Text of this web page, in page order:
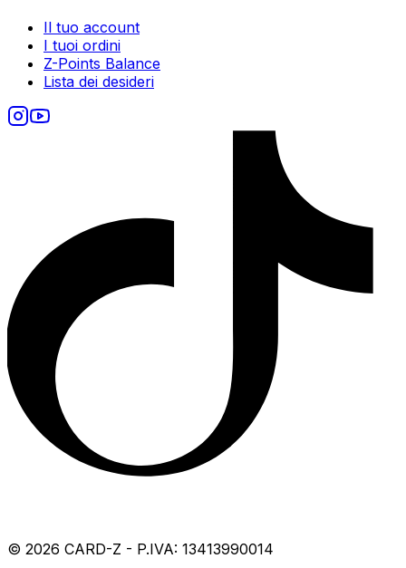
Il tuo account
I tuoi ordini
Z-Points Balance
Lista dei desideri
© 2026 CARD-Z - P.IVA: 13413990014